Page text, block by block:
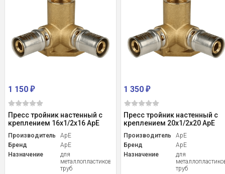
1 150 ₽
Пресс тройник настенный с
креплением 16х1/2х16 ApE
Производитель
АрЕ
Бренд
ApE
Назначение
для
металлопластиковых
труб
1 350₽
Пресс тройник настенный с
креплением 20х1/2х20 ApE
Производитель
АрЕ
Бренд
ApE
Назначение
для
труб